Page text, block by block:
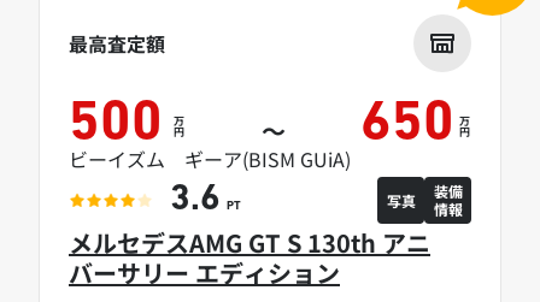
メルセデスAMG GT S 130th アニ
バーサリー エディション
最高査定額
500 万
円 ～ 650 万
円
ビーイズム ギーア(BISM GUiA)
3.6 PT 写真
装備
情報